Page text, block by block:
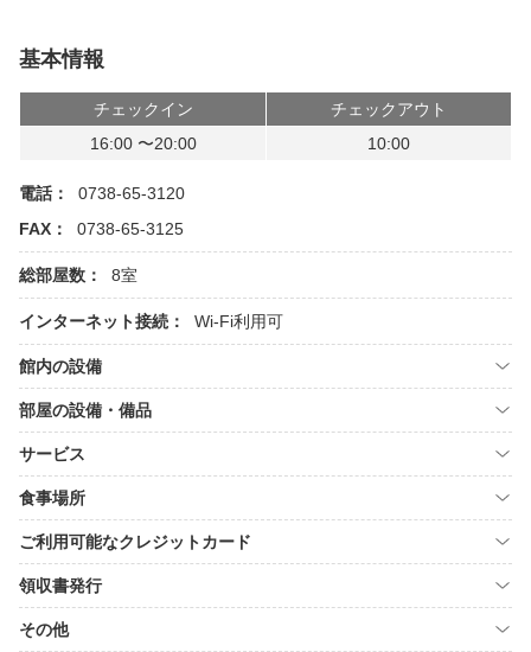
基本情報
チェックイン
チェックアウト
16:00 〜20:00
10:00
電話：
0738-65-3120
FAX：
0738-65-3125
総部屋数： 8室
インターネット接続： Wi-Fi利用可
館内の設備
部屋の設備・備品
サービス
食事場所
ご利用可能なクレジットカード
領収書発行
その他